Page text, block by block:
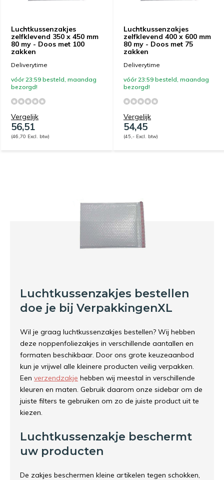
Luchtkussenzakjes
zelfklevend 350 x 450 mm
80 my - Doos met 100
zakken
Deliverytime
vóór 23:59 besteld, maandag
bezorgd!
Vergelijk
56,51
(46,70 Excl. btw)
Luchtkussenzakjes
zelfklevend 400 x 600 mm
80 my - Doos met 75
zakken
Deliverytime
vóór 23:59 besteld, maandag
bezorgd!
Vergelijk
54,45
(45,- Excl. btw)
Luchtkussenzakjes bestellen
doe je bij VerpakkingenXL
Wil je graag luchtkussenzakjes bestellen? Wij hebben
deze noppenfoliezakjes in verschillende aantallen en
formaten beschikbaar. Door ons grote keuzeaanbod
kun je vrijwel alle kleinere producten veilig verpakken.
Een verzendzakje hebben wij meestal in verschillende
kleuren en maten. Gebruik daarom onze sidebar om de
juiste filters te gebruiken om zo de juiste product uit te
kiezen.
Luchtkussenzakje beschermt
uw producten
De zakjes beschermen kleine artikelen tegen schokken,